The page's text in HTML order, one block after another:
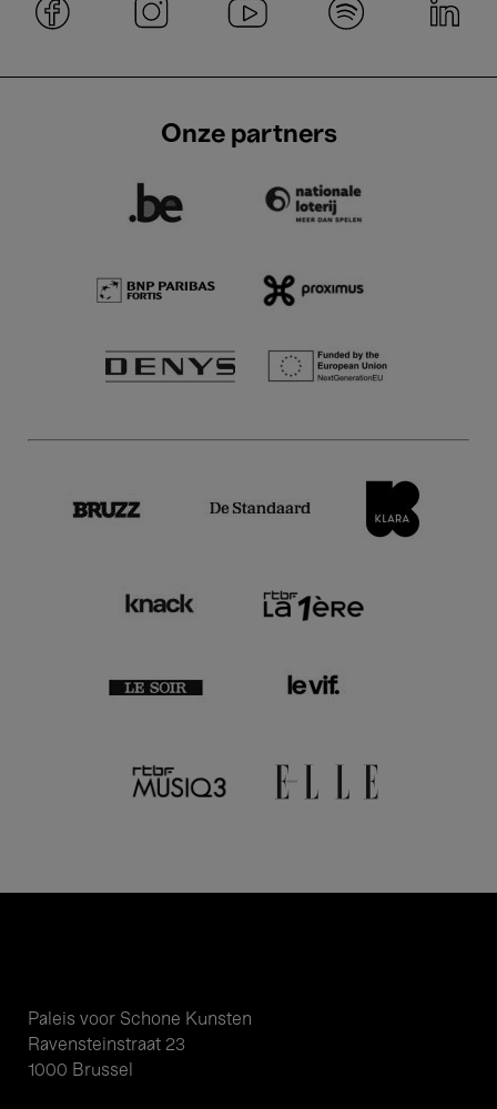
Onze partners
Paleis voor Schone Kunsten
Ravensteinstraat 23
1000 Brussel